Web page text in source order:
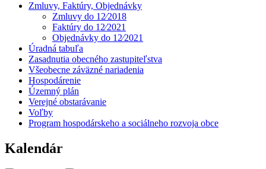
Zmluvy, Faktúry, Objednávky
Zmluvy do 12⁄2018
Faktúry do 12⁄2021
Objednávky do 12⁄2021
Úradná tabuľa
Zasadnutia obecného zastupiteľstva
Všeobecne záväzné nariadenia
Hospodárenie
Územný plán
Verejné obstarávanie
Voľby
Program hospodárskeho a sociálneho rozvoja obce
Kalendár